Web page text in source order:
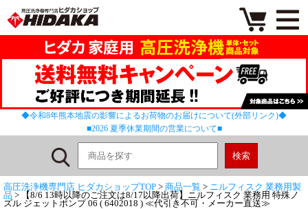
◆令和8年熊本地震の影響によるお荷物のお届けについて(外部リンク)◆
■2026 夏季休業期間の営業について■
高圧洗浄機専門店 ヒダカショップTOP > 商品一覧 > ニルフィスク 業務用製
品 > 【8/6 13時以降のご注文は8/17以降出荷】ニルフィスク 業務用 特殊ノ
ズル ジェットポンプ 06 ( 6402018 ) ≪代引き不可・メーカー直送≫